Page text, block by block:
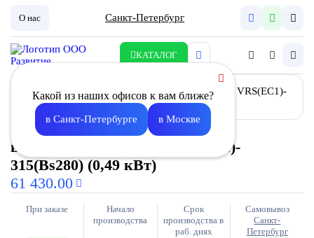
О нас Санкт-Петербург
КАТАЛОГ
Какой из наших офисов к вам ближе?
в Санкт-Петербурге в Москве
Вентилятор крышный
шумоизолированный VRS(EC1)-
315(Bs280) (0,49 кВт)
61 430.00
При заказе
Начало
производства
Срок
производства в
раб. днях
Самовывоз
Санкт-
Петербург